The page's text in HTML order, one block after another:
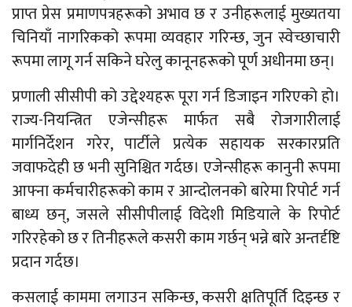
प्राप्त प्रेस प्रमाणपत्रहरूको अभाव छ र उनीहरूलाई मुख्यतया
चिनियाँ नागरिकको रूपमा व्यवहार गरिन्छ, जुन स्वेच्छाचारी
रूपमा लागू गर्न सकिने घरेलु कानूनहरूको पूर्ण अधीनमा छन्।
प्रणाली सीसीपी को उद्देश्यहरू पूरा गर्न डिजाइन गरिएको हो।
राज्य-नियन्त्रित एजेन्सीहरू मार्फत सबै रोजगारीलाई
मार्गनिर्देशन गरेर, पार्टीले प्रत्येक सहायक सरकारप्रति
जवाफदेही छ भनी सुनिश्चित गर्दछ। एजेन्सीहरू कानुनी रूपमा
आफ्ना कर्मचारीहरूको काम र आन्दोलनको बारेमा रिपोर्ट गर्न
बाध्य छन्, जसले सीसीपीलाई विदेशी मिडियाले के रिपोर्ट
गरिरहेको छ र तिनीहरूले कसरी काम गर्छन् भन्ने बारे अन्तर्दृष्टि
प्रदान गर्दछ।
कसलाई काममा लगाउन सकिन्छ, कसरी क्षतिपूर्ति दिइन्छ र